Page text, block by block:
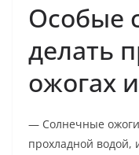
Особые
делать
ожогах
— Солнечные
прохладной водой,